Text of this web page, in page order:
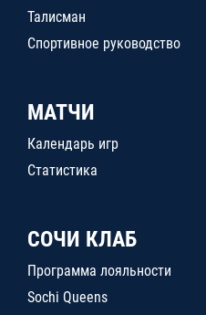
Талисман
Спортивное руководство
МАТЧИ
Календарь игр
Статистика
СОЧИ КЛАБ
Программа лояльности
Sochi Queens